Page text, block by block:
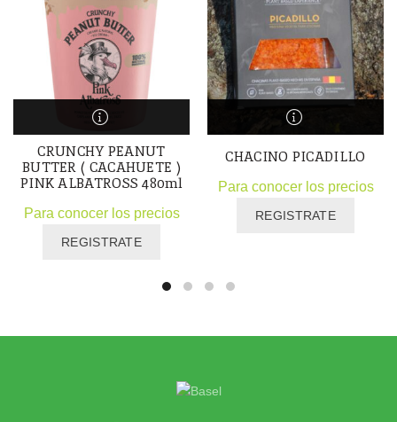
CRUNCHY PEANUT
BUTTER ( CACAHUETE )
PINK ALBATROSS 480ml
Para conocer los precios
REGISTRATE
CHACINO PICADILLO
Para conocer los precios
REGISTRATE